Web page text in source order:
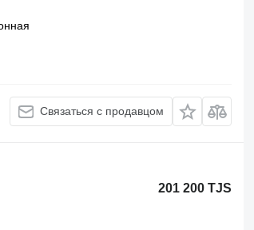
Связаться с продавцом
201 200 TJS